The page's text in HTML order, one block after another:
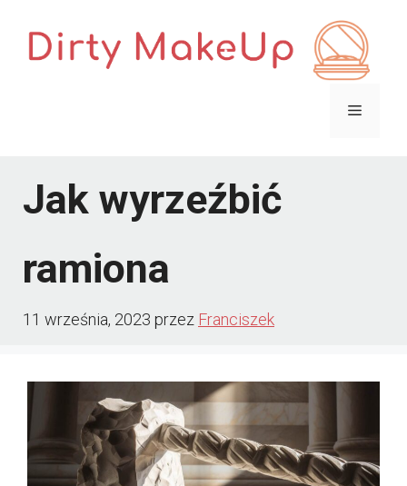
Menu
Jak wyrzeźbić
ramiona
11 września, 2023 przez Franciszek